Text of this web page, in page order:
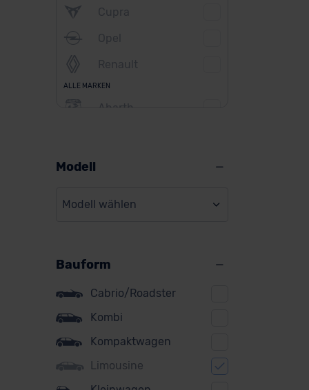
Cupra
Opel
Renault
ALLE MARKEN
Abarth
BMW
Citroen
Cupra
DS
Dacia
Fiat
Modell
Modell wählen
Bauform
Cabrio/Roadster
Kombi
Kompaktwagen
Limousine